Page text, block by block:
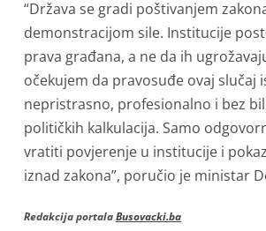
“Država se gradi poštivanjem
demonstracijom sile. Institucije
prava građana, a ne da ih
očekujem da pravosuđe ovaj slučaj
nepristrasno, profesionalno i bez
političkih kalkulacija. Samo
vratiti povjerenje u institucije i
iznad zakona”, poručio je ministar
Redakcija portalaBusovacki.ba